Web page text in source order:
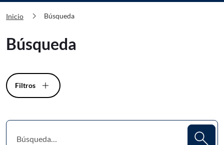
Inicio chevron_right Búsqueda
Búsqueda
Filtros